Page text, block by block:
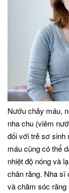
Nướu chảy máu,
nha chu (viêm
đối với trẻ sơ sinh
máu cũng có thể
nhiệt độ nóng và
chân răng. Nha sĩ
và chăm sóc răng